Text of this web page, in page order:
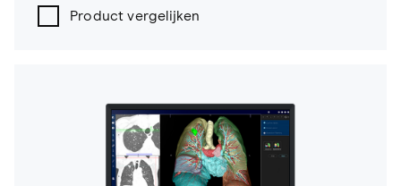
Product vergelijken